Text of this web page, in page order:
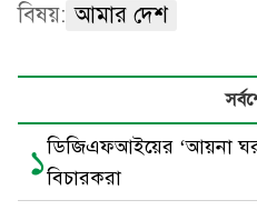
বিষয়: আমার দেশ
১ডিজিএফআইয়ের ‘আয়না ঘর’
বিচারকরা